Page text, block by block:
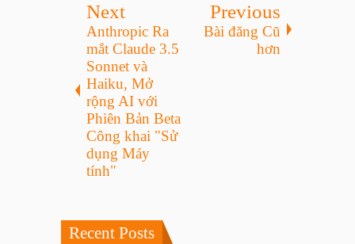
Next
Anthropic Ra
mắt Claude 3.5
Sonnet và
Haiku, Mở
rộng AI với
Phiên Bản Beta
Công khai "Sử
dụng Máy
tính"
Previous
Bài đăng Cũ
hơn
Recent Posts